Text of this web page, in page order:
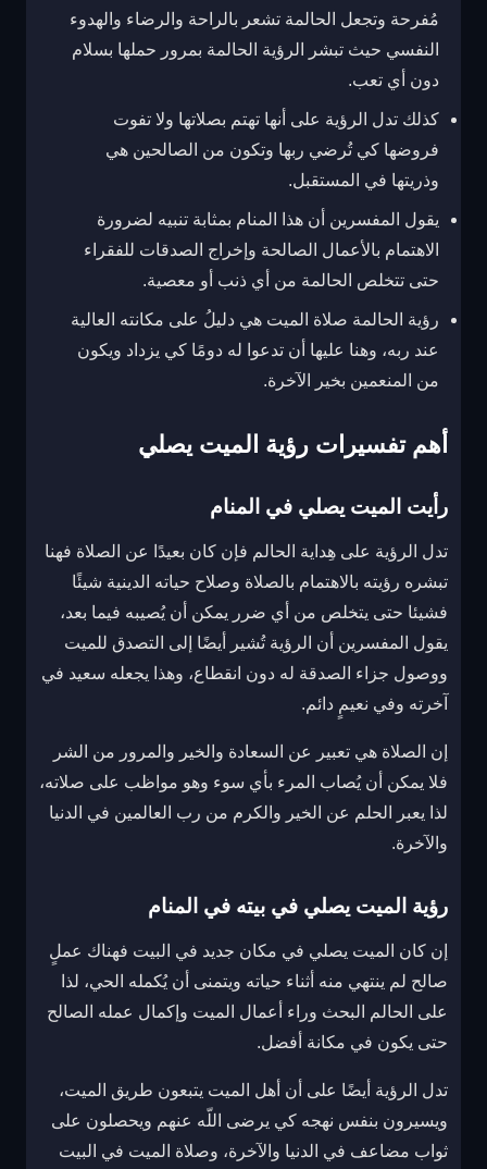
مُفرحة وتجعل الحالمة تشعر بالراحة والرضاء والهدوء
النفسي حيث تبشر الرؤية الحالمة بمرور حملها بسلام
دون أي تعب.
كذلك تدل الرؤية على أنها تهتم بصلاتها ولا تفوت
فروضها كي تُرضي ربها وتكون من الصالحين هي
وذريتها في المستقبل.
يقول المفسرين أن هذا المنام بمثابة تنبيه لضرورة
الاهتمام بالأعمال الصالحة وإخراج الصدقات للفقراء
حتى تتخلص الحالمة من أي ذنب أو معصية.
رؤية الحالمة صلاة الميت هي دليلُ على مكانته العالية
عند ربه، وهنا عليها أن تدعوا له دومًا كي يزداد ويكون
من المنعمين بخير الآخرة.
أهم تفسيرات رؤية الميت يصلي
رأيت الميت يصلي في المنام
تدل الرؤية على هِداية الحالم فإن كان بعيدًا عن الصلاة فهنا
تبشره رؤيته بالاهتمام بالصلاة وصلاح حياته الدينية شيئًا
فشيئا حتى يتخلص من أي ضرر يمكن أن يُصيبه فيما بعد،
يقول المفسرين أن الرؤية تُشير أيضًا إلى التصدق للميت
ووصول جزاء الصدقة له دون انقطاع، وهذا يجعله سعيد في
آخرته وفي نعيمٍ دائم.
إن الصلاة هي تعبير عن السعادة والخير والمرور من الشر
فلا يمكن أن يُصاب المرء بأي سوء وهو مواظب على صلاته،
لذا يعبر الحلم عن الخير والكرم من رب العالمين في الدنيا
والآخرة.
رؤية الميت يصلي في بيته في المنام
إن كان الميت يصلي في مكان جديد في البيت فهناك عملٍ
صالح لم ينتهي منه أثناء حياته ويتمنى أن يُكمله الحي، لذا
على الحالم البحث وراء أعمال الميت وإكمال عمله الصالح
حتى يكون في مكانة أفضل.
تدل الرؤية أيضًا على أن أهل الميت يتبعون طريق الميت،
ويسيرون بنفس نهجه كي يرضى اللّه عنهم ويحصلون على
ثواب مضاعف في الدنيا والآخرة، وصلاة الميت في البيت